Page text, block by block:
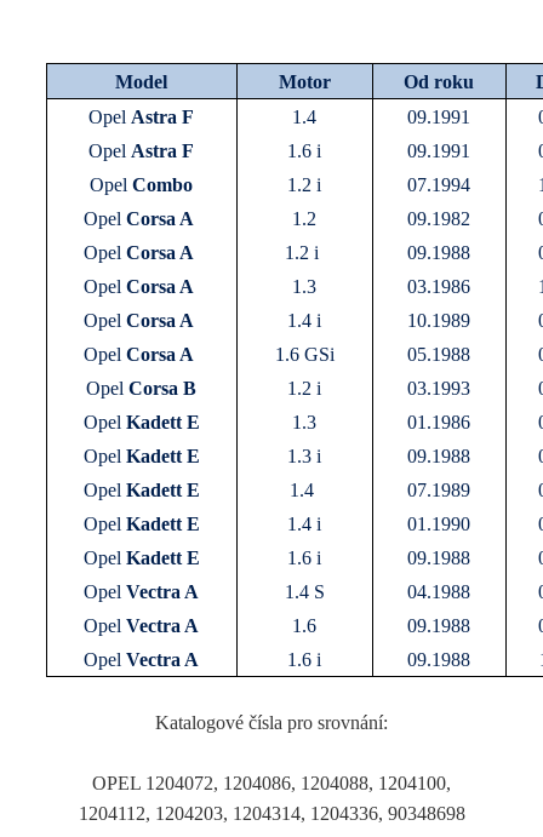
Model Motor Od roku
Opel Astra F 1.4 09.1991
Opel Astra F 1.6 i 09.1991
Opel Combo 1.2 i 07.1994
Opel Corsa A 1.2 09.1982
Opel Corsa A 1.2 i 09.1988
Opel Corsa A 1.3 03.1986
Opel Corsa A 1.4 i 10.1989
Opel Corsa A 1.6 GSi 05.1988
Opel Corsa B 1.2 i 03.1993
Opel Kadett E 1.3 01.1986
Opel Kadett E 1.3 i 09.1988
Opel Kadett E 1.4 07.1989
Opel Kadett E 1.4 i 01.1990
Opel Kadett E 1.6 i 09.1988
Opel Vectra A 1.4 S 04.1988
Opel Vectra A 1.6 09.1988
Opel Vectra A 1.6 i 09.1988
Katalogové čísla pro srovnání:
OPEL 1204072, 1204086, 1204088, 1204100,
1204112, 1204203, 1204314, 1204336, 90348698